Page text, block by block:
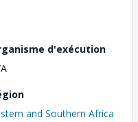
d'exécution
and Southern Africa